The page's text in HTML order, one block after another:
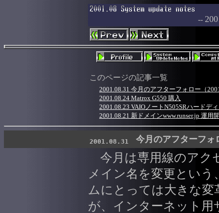
--
このページの記事一覧
2001.08.31 今月のアフターフォロー（
2001.08.24 Matrox G550 購入
2001.08.23 VAIOノートN505SRハードデ
2001.08.21 新ドメインwww.runser.jp 運用
2001.08.31 今月のアフターフォ
今月は専用線のアク
メイン名を変更とい
ムにとっては大きな変
が、インターネット用